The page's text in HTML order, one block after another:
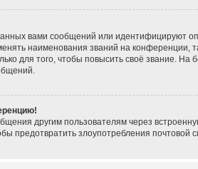
вами сообщений или идентифицируют
наименования званий на конференции,
для того, чтобы повысить своё звание. На
другим пользователям через
предотвратить злоупотребления